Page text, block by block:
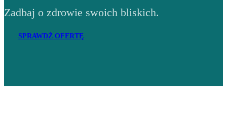
Zadbaj o zdrowie swoich bliskich.
SPRAWDŹ OFERTĘ